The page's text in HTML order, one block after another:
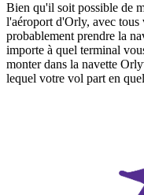
Bien qu'il soit possible de
l'aéroport d'Orly, avec tous
probablement prendre la
importe à quel terminal
monter dans la navette
lequel votre vol part en